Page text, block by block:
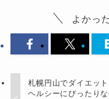
よかっ
札幌円山でダイエット
ヘルシーにぴったり